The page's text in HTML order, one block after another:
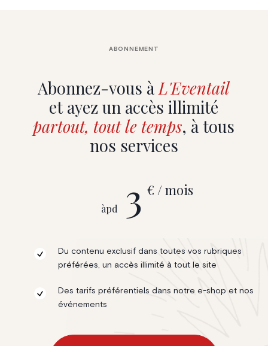
Abonnez-vous àL'Eventail
et ayez un accès illimité
partout, tout le temps, à tous
nos services
ABONNEMENT
àpd 3 € / mois
Du contenu exclusif dans toutes vos rubriques
préférées, un accès illimité à tout le site
Des tarifs préférentiels dans notre e-shop et nos
événements